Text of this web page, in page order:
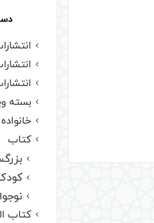
بسته
خانواده
کتاب
کتاب